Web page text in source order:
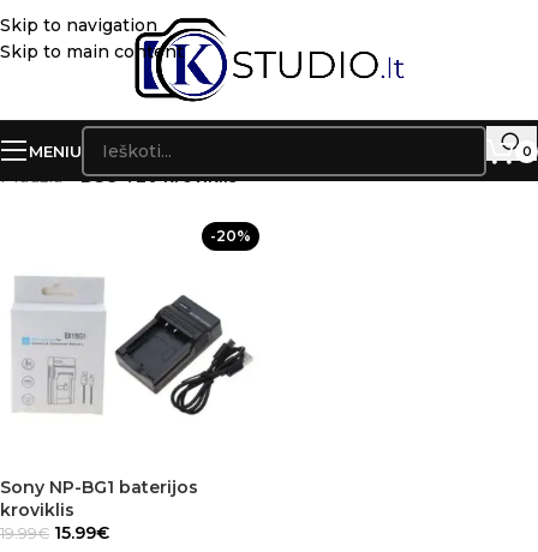
Skip to navigation
Skip to main content
MENIU 0
Pradžia»DSC-T20 kroviklis
-20%
Sony NP-BG1 baterijos
kroviklis
19.99€ 15.99€